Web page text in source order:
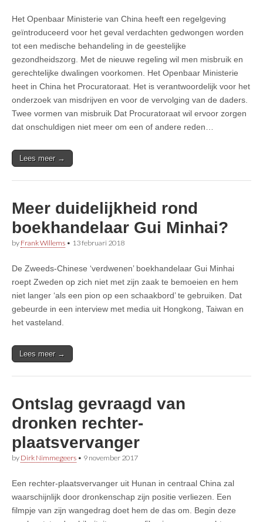
Het Openbaar Ministerie van China heeft een regelgeving
geïntroduceerd voor het geval verdachten gedwongen worden
tot een medische behandeling in de geestelijke
gezondheidszorg. Met de nieuwe regeling wil men misbruik en
gerechtelijke dwalingen voorkomen. Het Openbaar Ministerie
heet in China het Procuratoraat. Het is verantwoordelijk voor het
onderzoek van misdrijven en voor de vervolging van de daders.
Twee vormen van misbruik Dat Procuratoraat wil ervoor zorgen
dat onschuldigen niet meer om een of andere reden…
Lees meer →
Meer duidelijkheid rond
boekhandelaar Gui Minhai?
by Frank Willems • 13 februari 2018
De Zweeds-Chinese ‘verdwenen’ boekhandelaar Gui Minhai
roept Zweden op zich niet met zijn zaak te bemoeien en hem
niet langer ‘als een pion op een schaakbord’ te gebruiken. Dat
gebeurde in een interview met media uit Hongkong, Taiwan en
het vasteland.
Lees meer →
Ontslag gevraagd van
dronken rechter-
plaatsvervanger
by Dirk Nimmegeers • 9 november 2017
Een rechter-plaatsvervanger uit Hunan in centraal China zal
waarschijnlijk door dronkenschap zijn positie verliezen. Een
filmpje van zijn wangedrag doet hem de das om. Begin deze